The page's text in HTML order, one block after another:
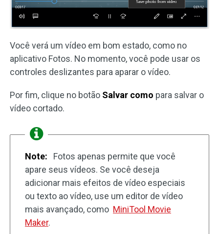
Você verá um vídeo em bom estado, como no
aplicativo Fotos. No momento, você pode usar os
controles deslizantes para aparar o vídeo.
Por fim, clique no botão Salvar como para salvar o
vídeo cortado.
Note:
Fotos apenas permite que você
apare seus vídeos. Se você deseja
adicionar mais efeitos de vídeo especiais
ou texto ao vídeo, use um editor de vídeo
mais avançado, como MiniTool Movie
Maker.